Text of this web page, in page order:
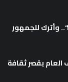
وأترك للجمهور
بقصر ثقافة